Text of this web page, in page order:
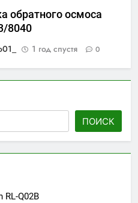
обратного осмоса
8040
1 год спустя 0
ПОИСК
Q02B